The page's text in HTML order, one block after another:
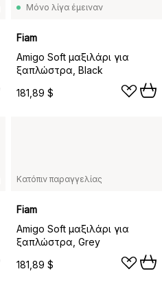
Μόνο λίγα έμειναν
Fiam
Amigo Soft μαξιλάρι για
ξαπλώστρα, Black
181,89 $
Κατόπιν παραγγελίας
Fiam
Amigo Soft μαξιλάρι για
ξαπλώστρα, Grey
181,89 $